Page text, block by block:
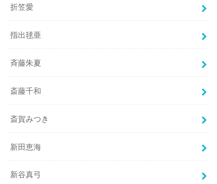
折笠愛
指出毬亜
斉藤朱夏
斎藤千和
斎賀みつき
新田恵海
新谷真弓